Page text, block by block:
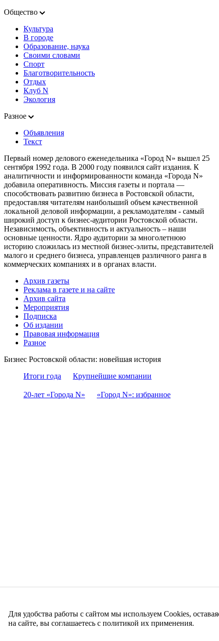
Общество
Культура
В городе
Образование, наука
Своими словами
Спорт
Благотворительность
Отдых
Клуб N
Экология
Разное
Объявления
Текст
Первый номер делового еженедельника «Город N» вышел 25
сентября 1992 года. В 2000 году появился сайт издания. К
аналитичности и информированности команда «Города N»
добавила оперативность. Миссия газеты и портала —
способствовать развитию бизнеса в Ростовской области,
предоставляя читателям наибольший объем качественной
локальной деловой информации, а рекламодателям - самый
широкий доступ к бизнес-аудитории Ростовской области.
Независимость, объективность и актуальность – наши
основные ценности. Ядро аудитории за многолетнюю
историю сложилась из местной бизнес-элиты, представителей
малого и среднего бизнеса, управленцев различного ранга в
коммерческих компаниях и в органах власти.
Архив газеты
Реклама в газете и на сайте
Архив сайта
Мероприятия
Подписка
Об издании
Правовая информация
Разное
Бизнес Ростовской области: новейшая история
Итоги года
Крупнейшие компании
20-лет «Города N» «Город N»: избранное
Для удобства работы с сайтом мы используем Cookies,
на сайте, вы соглашаетесь с политикой их применения.